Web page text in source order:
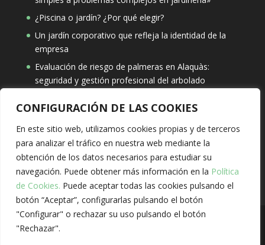
CONFIGURACIÓN DE LAS COOKIES
En este sitio web, utilizamos cookies propias y de terceros
para analizar el tráfico en nuestra web mediante la
obtención de los datos necesarios para estudiar su
navegación. Puede obtener más información en la Política
de Cookies. Puede aceptar todas las cookies pulsando el
botón “Aceptar”, configurarlas pulsando el botón
"Configurar" o rechazar su uso pulsando el botón
"Rechazar".
¿Piscina o jardín? ¿Por qué elegir?
Un jardín corporativo que refleja la identidad de la
empresa
Evaluación de riesgo de palmeras en Alaquàs:
seguridad y gestión profesional del arbolado